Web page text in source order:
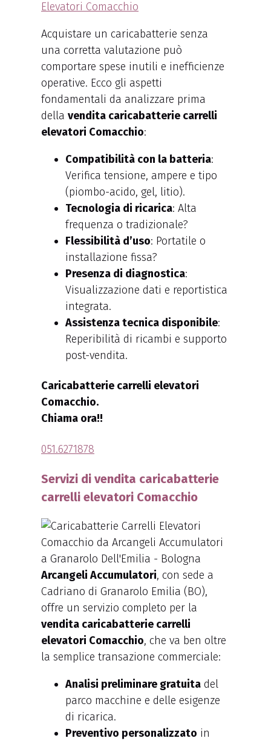
Acquistare un caricabatterie senza
una corretta valutazione può
comportare spese inutili e inefficienze
operative. Ecco gli aspetti
fondamentali da analizzare prima
della vendita caricabatterie carrelli
elevatori Comacchio:
Compatibilità con la batteria:
Verifica tensione, ampere e tipo
(piombo-acido, gel, litio).
Tecnologia di ricarica: Alta
frequenza o tradizionale?
Flessibilità d’uso: Portatile o
installazione fissa?
Presenza di diagnostica:
Visualizzazione dati e reportistica
integrata.
Assistenza tecnica disponibile:
Reperibilità di ricambi e supporto
post-vendita.
Caricabatterie carrelli elevatori
Comacchio.
Chiama ora!!
051.6271878
Servizi di vendita caricabatterie
carrelli elevatori Comacchio
Arcangeli Accumulatori, con sede a
Cadriano di Granarolo Emilia (BO),
offre un servizio completo per la
vendita caricabatterie carrelli
elevatori Comacchio, che va ben oltre
la semplice transazione commerciale:
Analisi preliminare gratuita del
parco macchine e delle esigenze
di ricarica.
Preventivo personalizzato in